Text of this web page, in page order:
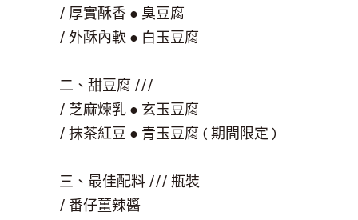
/ 厚實酥香 ● 臭豆腐
/ 外酥內軟 ● 白玉豆腐
二、甜豆腐 ///
/ 芝麻煉乳 ● 玄玉豆腐
/ 抹茶紅豆 ● 青玉豆腐 ( 期間限定 )
三、最佳配料 /// 瓶裝
/ 番仔薑辣醬